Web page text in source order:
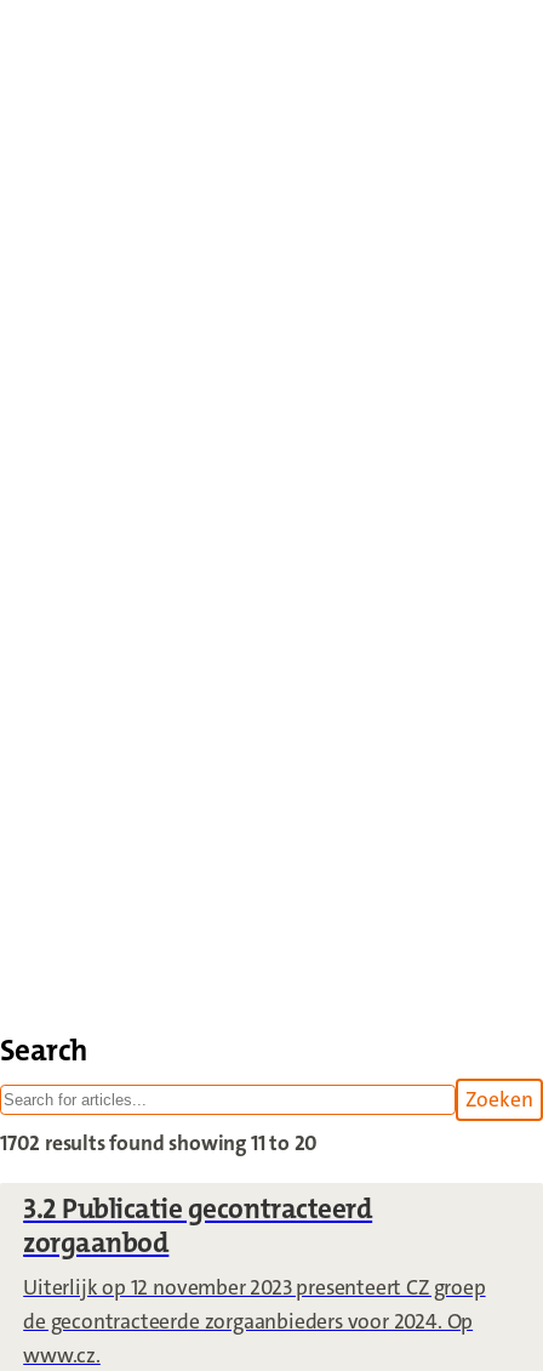
Search
Zoeken
1702 results foundshowing 11 to 20
3.2 Publicatie gecontracteerd
zorgaanbod
Uiterlijk op 12 november 2023 presenteert CZ groep
de gecontracteerde zorgaanbieders voor 2024. Op
www.cz.